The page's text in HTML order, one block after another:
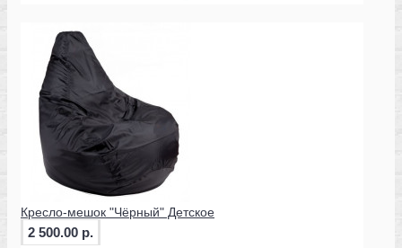
Кресло-мешок "Чёрный" Детское
2 500.00 р.